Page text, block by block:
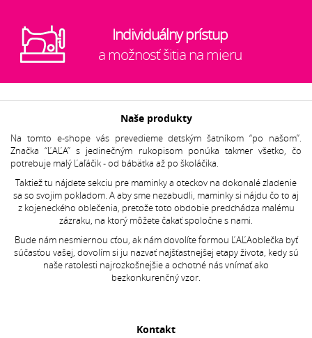
Individuálny prístup
a možnosť šitia na mieru
Naše produkty
Na tomto e-shope vás prevedieme detským šatníkom “po našom”.
Značka “ĽAĽA” s jedinečným rukopisom ponúka takmer všetko, čo
potrebuje malý Ľaľáčik - od bábätka až po školáčika.
Taktiež tu nájdete sekciu pre maminky a oteckov na dokonalé zladenie
sa so svojim pokladom. A aby sme nezabudli, maminky si nájdu čo to aj
z kojeneckého oblečenia, pretože toto obdobie predchádza malému
zázraku, na ktorý môžete čakať spoločne s nami.
Bude nám nesmiernou cťou, ak nám dovolíte formou ĽAĽAoblečka byť
súčasťou vašej, dovolím si ju nazvať najšťastnejšej etapy života, kedy sú
naše ratolesti najrozkošnejšie a ochotné nás vnímať ako
bezkonkurenčný vzor.
Kontakt